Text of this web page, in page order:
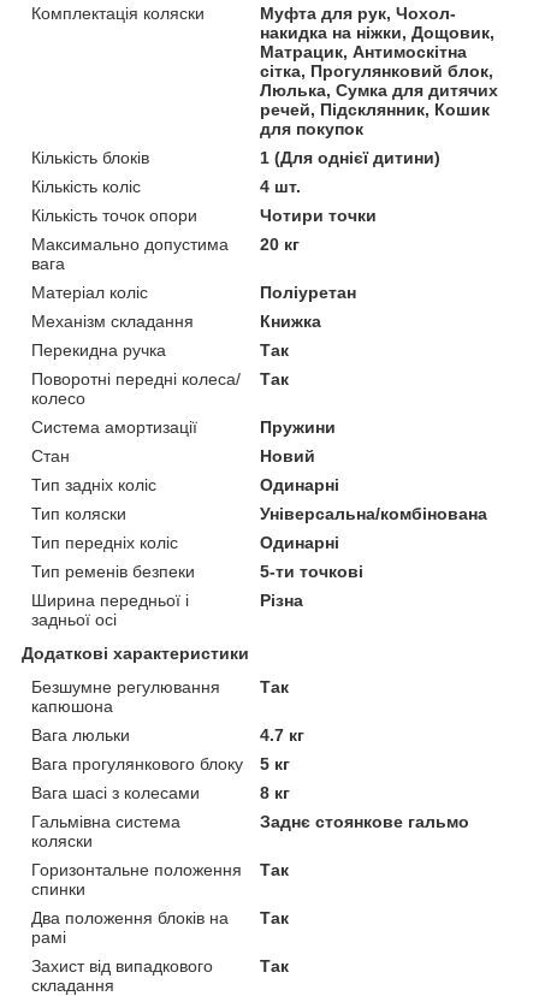
Комплектація коляски
Муфта для рук, Чохол-
накидка на ніжки, Дощовик,
Матрацик, Антимоскітна
сітка, Прогулянковий блок,
Люлька, Сумка для дитячих
речей, Підсклянник, Кошик
для покупок
Кількість блоків
1 (Для однієї дитини)
Кількість коліс
4 шт.
Кількість точок опори
Чотири точки
Максимально допустима
вага
20 кг
Матеріал коліс
Поліуретан
Механізм складання
Книжка
Перекидна ручка
Так
Поворотні передні колеса/
колесо
Так
Система амортизації
Пружини
Стан
Новий
Тип задніх коліс
Одинарні
Тип коляски
Універсальна/комбінована
Тип передніх коліс
Одинарні
Тип ременів безпеки
5-ти точкові
Ширина передньої і
задньої осі
Різна
Додаткові характеристики
Безшумне регулювання
капюшона
Так
Вага люльки
4.7 кг
Вага прогулянкового блоку
5 кг
Вага шасі з колесами
8 кг
Гальмівна система
коляски
Заднє стоянкове гальмо
Горизонтальне положення
спинки
Так
Два положення блоків на
рамі
Так
Захист від випадкового
складання
Так